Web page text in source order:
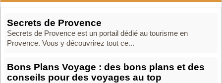
Secrets de Provence
Secrets de Provence est un portail dédié au tourisme en
Provence. Vous y découvrirez tout ce...
Bons Plans Voyage : des bons plans et des
conseils pour des voyages au top